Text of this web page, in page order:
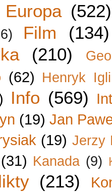
Europa (522)
Film
(134)
(210)
(62) Henryk
Info (569)
(19) Jan
(19) Jerzy
(31) Kanada (9)
(213)